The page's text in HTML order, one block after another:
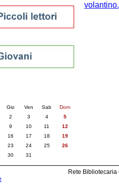
Gio Ven Sab
Dom
2 3 4
5
9 10 11
12
16 17 18
19
23 24 25
26
30 31
Rete